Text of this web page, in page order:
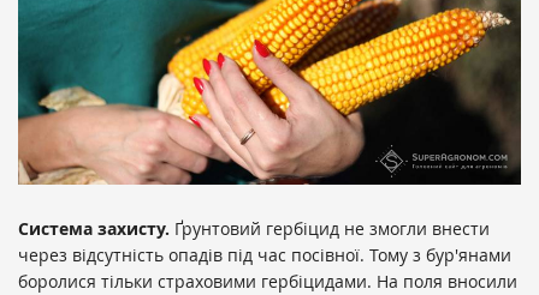
Система захисту. Ґрунтовий гербіцид не змогли внести
через відсутність опадів під час посівної. Тому з бур'янами
боролися тільки страховими гербіцидами. На поля вносили